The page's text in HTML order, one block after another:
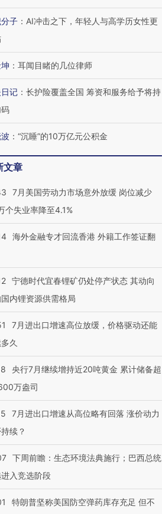
子 ： AI冲击之下，年轻人与高学历女性更
： 耳闻目睹的几位律师
记 ： 长护险覆盖全国 筹资和服务给予将持
： “沉睡”的10万亿元公积金
文章
7月美国劳动力市场意外放缓 岗位减少
个失业率降至4.1%
海外金融专才回流香港 外籍工作签证翻
宁德时代宜春锂矿仍处停产状态 其动向
内锂资源供需格局
7月进出口增速高位放缓，价格驱动还能
久
央行7月继续增持近20吨黄金 累计储备超
万盎司
7月进出口增速从高位略有回落 涨价动力
续？
下周前瞻：生态环境法典施行；巴西总统
入竞选阶段
特朗普坚称美国防空弹药库存充足 但不